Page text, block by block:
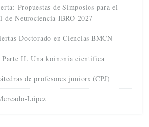
Propuestas de Simposios para el
de Neurociencia IBRO 2027
Doctorado en Ciencias BMCN
Parte II. Una koinonía científica
de profesores juniors (CPJ)
López